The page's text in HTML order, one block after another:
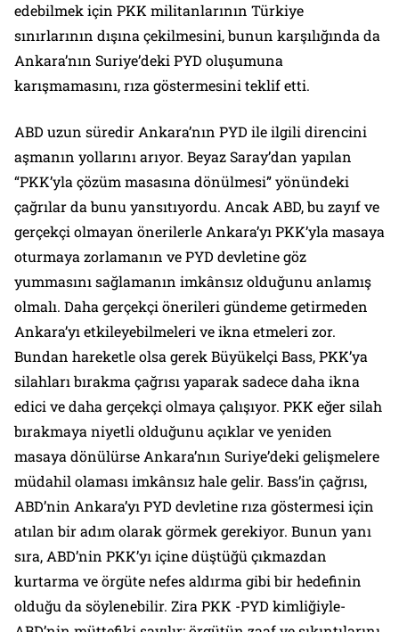
edebilmek için PKK militanlarının Türkiye
sınırlarının dışına çekilmesini, bunun karşılığında da
Ankara’nın Suriye’deki PYD oluşumuna
karışmamasını, rıza göstermesini teklif etti.
ABD uzun süredir Ankara’nın PYD ile ilgili direncini
aşmanın yollarını arıyor. Beyaz Saray’dan yapılan
“PKK’yla çözüm masasına dönülmesi” yönündeki
çağrılar da bunu yansıtıyordu. Ancak ABD, bu zayıf ve
gerçekçi olmayan önerilerle Ankara’yı PKK’yla masaya
oturmaya zorlamanın ve PYD devletine göz
yummasını sağlamanın imkânsız olduğunu anlamış
olmalı. Daha gerçekçi önerileri gündeme getirmeden
Ankara’yı etkileyebilmeleri ve ikna etmeleri zor.
Bundan hareketle olsa gerek Büyükelçi Bass, PKK’ya
silahları bırakma çağrısı yaparak sadece daha ikna
edici ve daha gerçekçi olmaya çalışıyor. PKK eğer silah
bırakmaya niyetli olduğunu açıklar ve yeniden
masaya dönülürse Ankara’nın Suriye’deki gelişmelere
müdahil olaması imkânsız hale gelir. Bass’in çağrısı,
ABD’nin Ankara’yı PYD devletine rıza göstermesi için
atılan bir adım olarak görmek gerekiyor. Bunun yanı
sıra, ABD’nin PKK’yı içine düştüğü çıkmazdan
kurtarma ve örgüte nefes aldırma gibi bir hedefinin
olduğu da söylenebilir. Zira PKK -PYD kimliğiyle-